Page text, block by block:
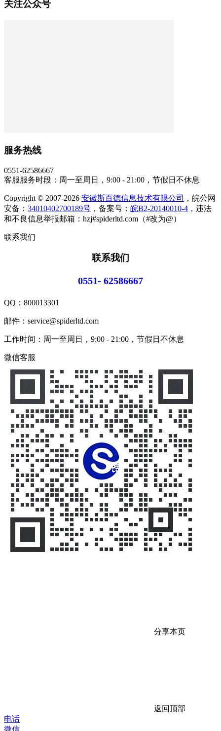
关注公众号
服务热线
0551-62586667
客服服务时段：周一至周日，9:00 - 21:00，节假日不休息
Copyright © 2007-2026 安徽斯百德信息技术有限公司
，皖公网
安备： 34010402700189号 ，备案号： 皖B2-20140010-4 ，违法
和不良信息举报邮箱：hzj#spiderltd.com（#改为@）
联系我们
联系我们
0551- 62586667
QQ： 800013301
邮件：service@spiderltd.com
工作时间：周一至周日，9:00 - 21:00，节假日不休息
微信客服
分享本页
返回顶部
电话
微信